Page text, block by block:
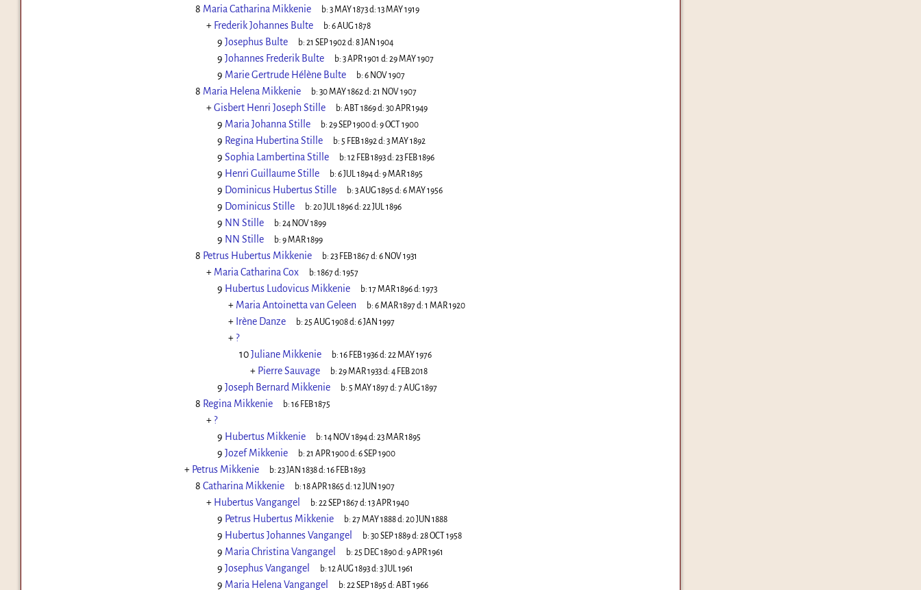
8 Maria Catharina Mikkenie b: 3 MAY 1873d: 13 MAY 1919
+ Frederik Johannes Bulte b: 6 AUG 1878
9 Josephus Bulte b: 21 SEP 1902d: 8 JAN 1904
9 Johannes Frederik Bulte b: 3 APR 1901 d: 29 MAY 1907
9 Marie Gertrude Hélène Bulte b: 6 NOV 1907
8 Maria Helena Mikkenie b: 30 MAY 1862d: 21 NOV 1907
+Gisbert Henri Joseph Stille b: ABT 1869d: 30 APR 1949
9 Maria Johanna Stille b: 29 SEP 1900d: 9 OCT 1900
9 Regina Hubertina Stille b: 5 FEB 1892d: 3 MAY 1892
9 Sophia Lambertina Stille b: 12 FEB 1893d: 23 FEB 1896
9 Henri Guillaume Stille b: 6 JUL 1894d: 9 MAR 1895
9 Dominicus Hubertus Stille b: 3 AUG 1895 d: 6 MAY 1956
9 Dominicus Stille b: 20 JUL 1896d: 22 JUL 1896
9 NN Stille b: 24 NOV 1899
9 NN Stille b: 9 MAR 1899
8 Petrus Hubertus Mikkenie b: 23 FEB 1867d: 6 NOV 1931
+ Maria Catharina Cox b: 1867d: 1957
9 Hubertus Ludovicus Mikkenie b: 17 MAR 1896d: 1973
+ Maria Antoinetta van Geleen b: 6 MAR 1897d: 1 MAR 1920
+ Irène Danze b: 25 AUG 1908d: 6 JAN 1997
+ ?
10Juliane Mikkenie b: 16 FEB 1936d: 22 MAY 1976
+ Pierre Sauvage b: 29 MAR 1933d: 4 FEB 2018
9 Joseph Bernard Mikkenie b: 5 MAY 1897d: 7 AUG 1897
8 Regina Mikkenie b: 16 FEB 1875
+ ?
9 Hubertus Mikkenie b: 14 NOV 1894d: 23 MAR 1895
9 Jozef Mikkenie b: 21 APR 1900d: 6 SEP 1900
+ Petrus Mikkenie b: 23 JAN 1838d: 16 FEB 1893
8 Catharina Mikkenie b: 18 APR 1865 d: 12 JUN 1907
+ Hubertus Vangangel b: 22 SEP 1867d: 13 APR 1940
9 Petrus Hubertus Mikkenie b: 27 MAY 1888d: 20 JUN 1888
9 Hubertus Johannes Vangangel b: 30 SEP 1889d: 28 OCT 1958
9 Maria Christina Vangangel b: 25 DEC 1890d: 9 APR 1961
9 Josephus Vangangel b: 12 AUG 1893d: 3 JUL 1961
9 Maria Helena Vangangel b: 22 SEP 1895 d: ABT 1966